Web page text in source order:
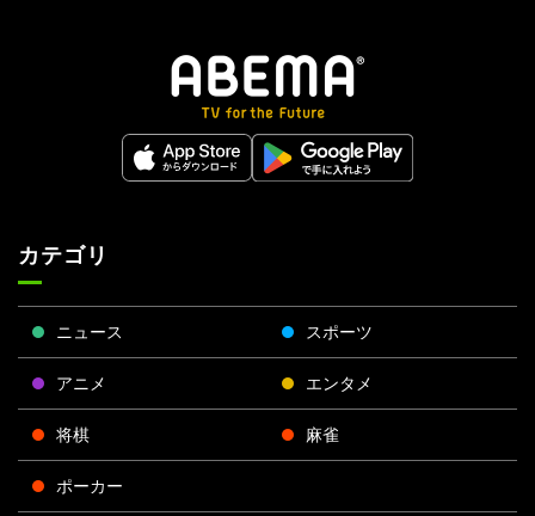
カテゴリ
ニュース スポーツ
アニメ エンタメ
将棋 麻雀
ポーカー